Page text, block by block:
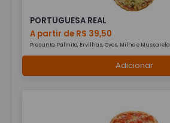
PORTUGUESA REAL
A partir de R$ 39,50
Presunto, Palmito, Ervilhas, Ovos, Milho e Mussarela
Adicionar